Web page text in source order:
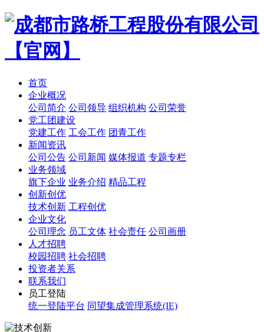
首页
企业概况
公司简介 公司领导 组织机构 公司荣誉
党工团建设
党建工作 工会工作 团青工作
新闻资讯
公司公告 公司新闻 媒体报道 专题专栏
业务领域
旗下企业 业务介绍 精品工程
创新创优
技术创新 工程创优
企业文化
公司理念 员工文体 社会责任 公司画册
人才招聘
校园招聘 社会招聘
投资者关系
联系我们
员工登陆
统一登陆平台 同望集成管理系统(IE)